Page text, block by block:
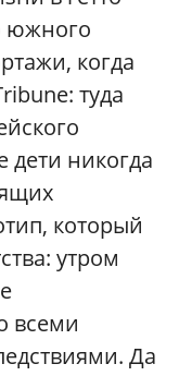
южного
когда
туда
дети никогда
который
утром
всеми
Да